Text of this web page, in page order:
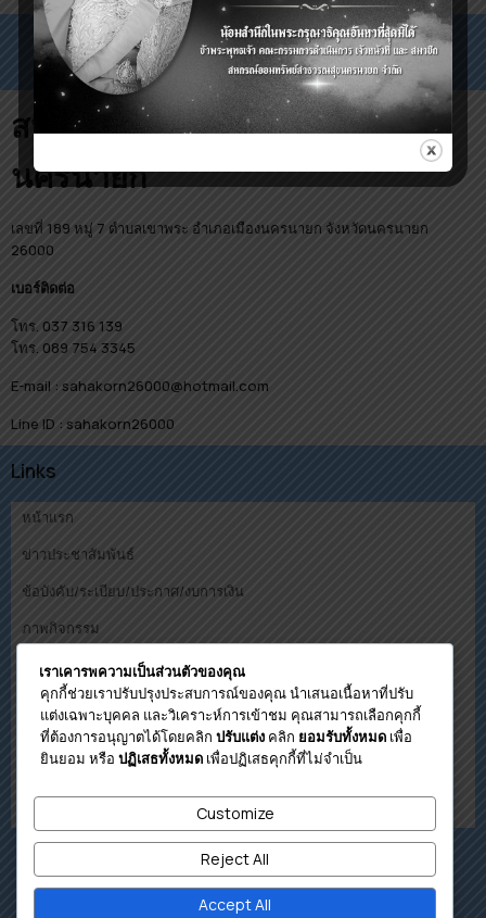
สหกรณ์ออมทรัพย์สาธารณสุข
นครนายก
เลขที่ 189 หมู่ 7 ตำบลเขาพระ อำเภอเมืองนครนายก จังหวัดนครนายก
26000
เบอร์ติดต่อ
โทร. 037 316 139
โทร. 089 754 3345
E-mail : sahakorn26000@hotmail.com
Line ID : sahakorn26000
Links
หน้าแรก
ข่าวประชาสัมพันธ์
ข้อบังคับ/ระเบียบ/ประกาศ/งบการเงิน
ภาพกิจกรรม
คณะกรรมการ
ดาวน์โหลด
โปรแกรมคำนวนวงเงินกู้เบื้องต้น
เราเคารพความเป็นส่วนตัวของคุณ
คุกกี้ช่วยเราปรับปรุงประสบการณ์ของคุณ นำเสนอเนื้อหาที่ปรับ
แต่งเฉพาะบุคคล และวิเคราะห์การเข้าชม คุณสามารถเลือกคุกกี้
ที่ต้องการอนุญาตได้โดยคลิก ปรับแต่ง คลิก ยอมรับทั้งหมด เพื่อ
ยินยอม หรือ ปฏิเสธทั้งหมด เพื่อปฏิเสธคุกกี้ที่ไม่จำเป็น
Customize
Reject All
Accept All